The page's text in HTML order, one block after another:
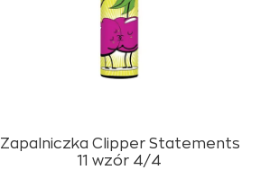
Zapalniczka Clipper Statements
11 wzór 4/4